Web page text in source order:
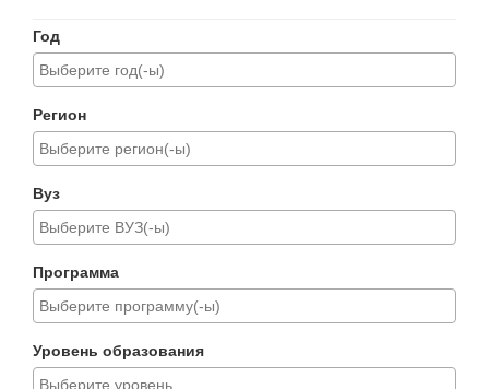
Год
Регион
Вуз
Программа
Уровень образования